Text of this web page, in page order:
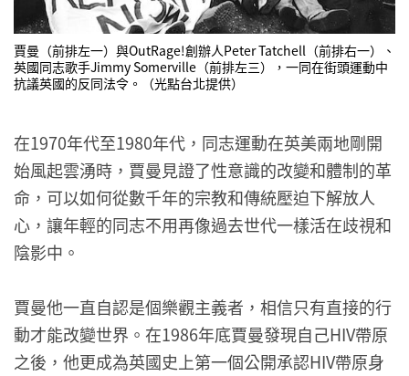
賈曼（前排左一）與OutRage!創辦人Peter Tatchell（前排右一）、
英國同志歌手Jimmy Somerville（前排左三），一同在街頭運動中
抗議英國的反同法令。（光點台北提供）
在1970年代至1980年代，同志運動在英美兩地剛開
始風起雲湧時，賈曼見證了性意識的改變和體制的革
命，可以如何從數千年的宗教和傳統壓迫下解放人
心，讓年輕的同志不用再像過去世代一樣活在歧視和
陰影中。
賈曼他一直自認是個樂觀主義者，相信只有直接的行
動才能改變世界。在1986年底賈曼發現自己HIV帶原
之後，他更成為英國史上第一個公開承認HIV帶原身